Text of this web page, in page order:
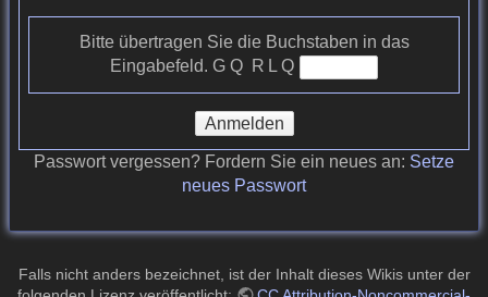
Bitte übertragen Sie die Buchstaben in das
Eingabefeld. G Q R L Q
Anmelden
Passwort vergessen? Fordern Sie ein neues an: Setze
neues Passwort
Falls nicht anders bezeichnet, ist der Inhalt dieses Wikis unter der